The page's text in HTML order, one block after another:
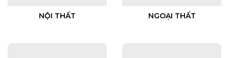
NỘI THẤT NGOẠI THẤT